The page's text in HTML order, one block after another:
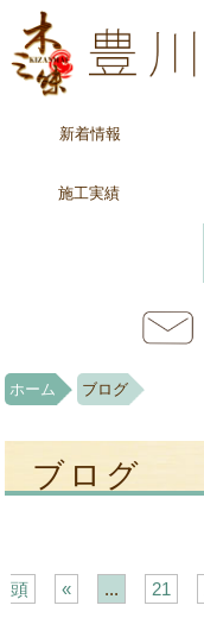
新着情報
施工実績
ホーム ブログ
ブログ
頭
« ... 21